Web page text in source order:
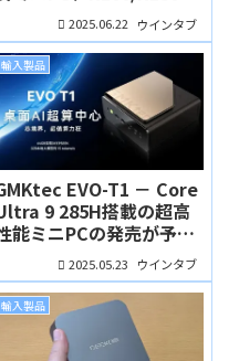
り「ちょっと上」を狙え
一台
2025.06.22 ウインタブ
輸入製品
EVO-T1 － Core
9 285H搭載の超高
能ミニPCの発売が予告
されました！
2025.05.23 ウインタブ
輸入製品